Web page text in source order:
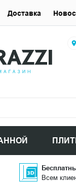
Доставка
Всем